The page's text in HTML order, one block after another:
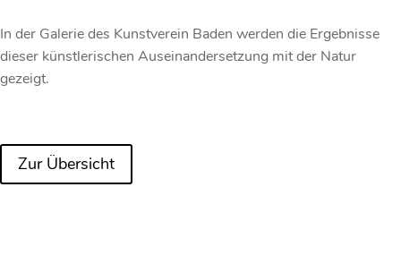
In der Galerie des Kunstverein Baden werden die Ergebnisse
dieser künstlerischen Auseinandersetzung mit der Natur
gezeigt.
Zur Übersicht